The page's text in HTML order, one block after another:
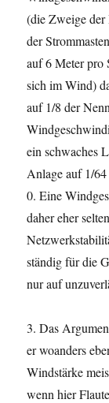
(die Zweige der
der
auf 6 Meter pro
sich im Wind)
auf 1/8 der
ein schwaches
Anlage auf 1/
0. Eine
daher eher
ständig für die
nur auf
3. Das
er woanders
Windstärke
wenn hier